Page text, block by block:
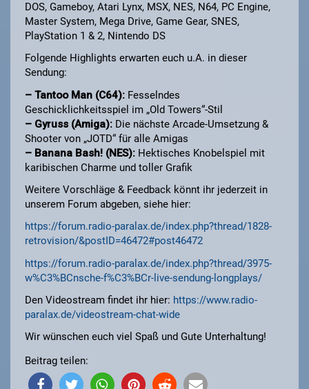
DOS, Gameboy, Atari Lynx, MSX, NES, N64, PC Engine,
Master System, Mega Drive, Game Gear, SNES,
PlayStation 1 & 2, Nintendo DS
Folgende Highlights erwarten euch u.A. in dieser
Sendung:
– Tantoo Man (C64): Fesselndes
Geschicklichkeitsspiel im „Old Towers“-Stil
– Gyruss (Amiga): Die nächste Arcade-Umsetzung &
Shooter von „JOTD“ für alle Amigas
– Banana Bash! (NES): Hektisches Knobelspiel mit
karibischen Charme und toller Grafik
Weitere Vorschläge & Feedback könnt ihr jederzeit in
unserem Forum abgeben, siehe hier:
https://forum.radio-paralax.de/index.php?thread/1828-
retrovision/&postID=46472#post46472
https://forum.radio-paralax.de/index.php?thread/3975-
w%C3%BCnsche-f%C3%BCr-live-sendung-longplays/
Den Videostream findet ihr hier: https://www.radio-
paralax.de/videostream-chat-wide
Wir wünschen euch viel Spaß und Gute Unterhaltung!
Beitrag teilen: